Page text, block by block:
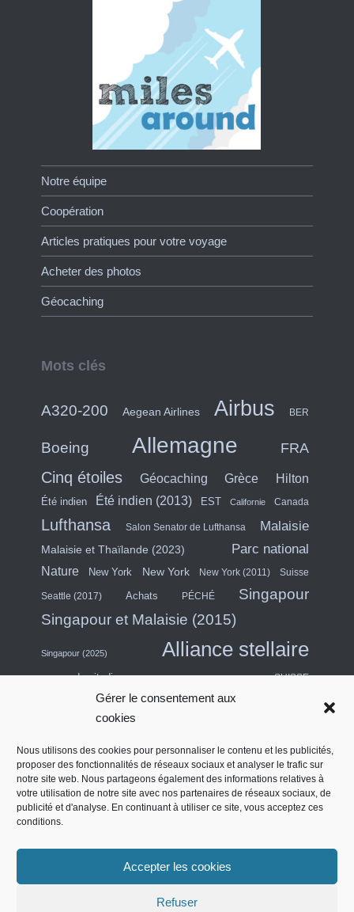
Gérer le consentement aux
cookies
Nous utilisons des cookies pour personnaliser le contenu et les publicités,
proposer des fonctionnalités de réseaux sociaux et analyser le trafic sur
notre site web. Nous partageons également des informations relatives à
votre utilisation de notre site avec nos partenaires de réseaux sociaux, de
publicité et d'analyse. En continuant à utiliser ce site, vous acceptez ces
conditions.
Accepter les cookies
Refuser
Notre équipe
Coopération
Articles pratiques pour votre voyage
Acheter des photos
Géocaching
Mots clés
A320-200 Aegean Airlines Airbus BER
Boeing Allemagne FRA
Cinq étoiles Géocaching Grèce Hilton
Été indien Été indien (2013) EST Californie Canada
Lufthansa Salon Senator de Lufthansa Malaisie
Malaisie et Thaïlande (2023) Parc national
Nature New York New York New York (2011) Suisse
Seattle (2017) Achats PÉCHÉ
Singapour
Singapour et Malaisie (2015)
Singapour (2025) Alliance stellaire
escapade citadine SUISSE
Asie du Sud-Est (2011)
Turquie
États-Unis (Midwest) et Canada (2018)
Émirats arabes unis
Salon des contrats
Quatre étoiles